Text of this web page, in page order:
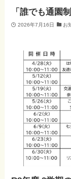
「誰でも通園
2026年7月16日 お